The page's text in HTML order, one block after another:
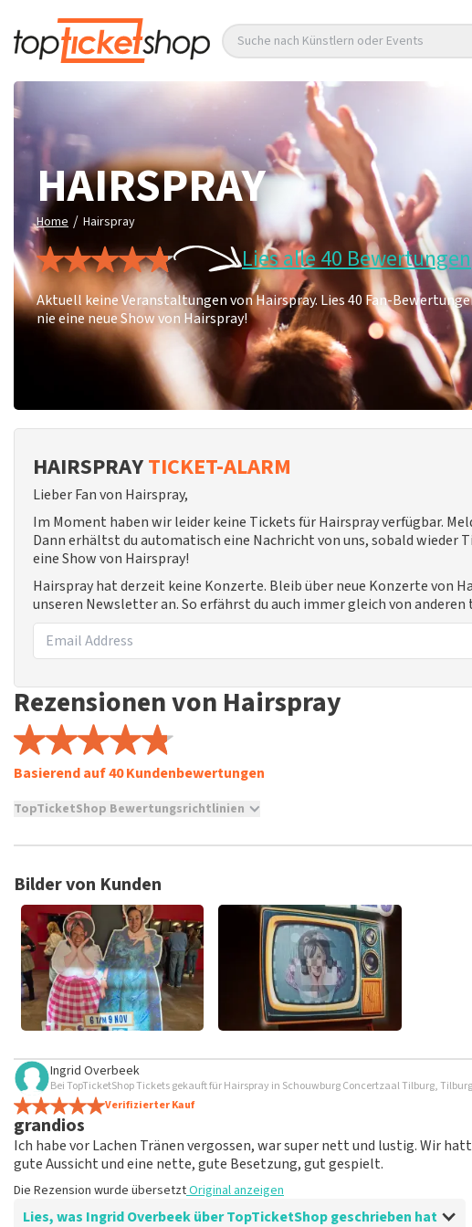
Suche nach Künstlern oder Events
HAIRSPRAY
Home / Hairspray
Lies alle 40 Bewertungen
Aktuell keine Veranstaltungen von Hairspray. Lies 40 Fan-
nie eine neue Show von Hairspray!
HAIRSPRAYTICKET-ALARM
Lieber Fan von Hairspray,
Im Moment haben wir leider keine Tickets für Hairspray verfügbar.
Dann erhältst du automatisch eine Nachricht von uns, sobald wieder
eine Show von Hairspray!
Hairspray hat derzeit keine Konzerte. Bleib über neue Konzerte von
unseren Newsletter an. So erfährst du auch immer gleich von
Rezensionen von Hairspray
Basierend auf 40 Kundenbewertungen
TopTicketShop Bewertungsrichtlinien
TopTicketShop sammelt Bewertungen von echten Kunden. Es ist nicht
veröffentlicht. Es kann einige Wochen dauern, bis eine Bewertung
Bilder von Kunden
Ingrid Overbeek
Bei TopTicketShop Tickets gekauft für Hairspray in Schouwburg Concertzaal Tilburg, Tilburg
Verifizierter Kauf
grandios
Ich habe vor Lachen Tränen vergossen, war super nett und lustig. Wir
gute Aussicht und eine nette, gute Besetzung, gut gespielt.
Die Rezension wurde übersetztOriginal anzeigen
Lies, was Ingrid Overbeek über TopTicketShop geschrieben hat